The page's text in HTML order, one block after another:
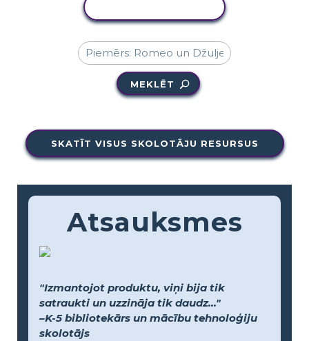
MEKLĒT
SKATĪT VISUS SKOLOTĀJU RESURSUS
Atsauksmes
"Izmantojot produktu, viņi bija tik
satraukti un uzzināja tik daudz..."
–K-5 bibliotekārs un mācību tehnoloģiju
skolotājs